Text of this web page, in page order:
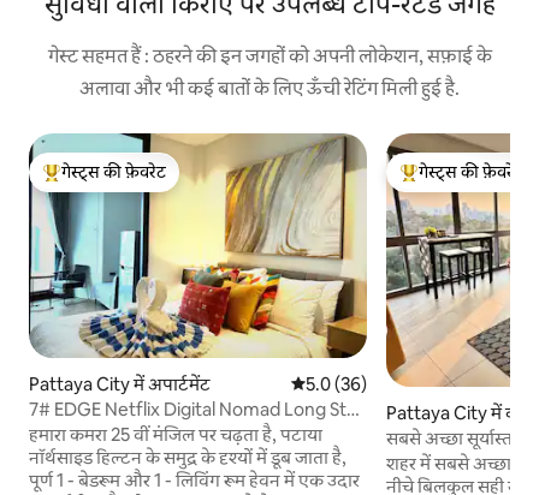
गेस्ट सहमत हैं : ठहरने की इन जगहों को अपनी लोकेशन, सफ़ाई के
अलावा और भी कई बातों के लिए ऊँची रेटिंग मिली हुई है.
गेस्ट्स का टॉप फ़ेवरेट
गेस्ट्स की फ़ेवरेट
Pattaya City में अपार्टमेंट औसत रेटिंग 5 में से 5.0, 36 समीक्षाएँ
5.0 (36)
7# EDGE Netflix Digital Nomad Long Stay
Month Rent
हमारा कमरा 25 वीं मंजिल पर चढ़ता है, पटाया
नॉर्थसाइड हिल्टन के समुद्र के दृश्यों में डूब जाता है,
पूर्ण 1 - बेडरूम और 1 - लिविंग रूम हेवन में एक उदार
गेस्ट्स का टॉप फ़ेवरेट
गेस्ट्स की फ़ेवरेट
Pattaya City में
सबसे अच्छा
समुद्र+पहाड़ का नज़ारा
शहर में सबसे अच्छा
नीचे बिलकुल सही